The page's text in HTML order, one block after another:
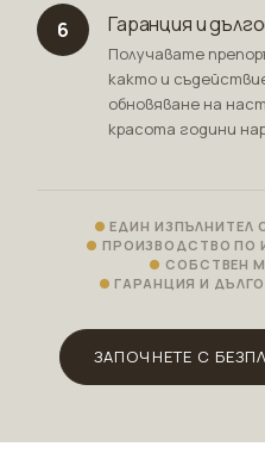
6 Гаранция и
Получавате
както и
обновяване на
красота години
ЕДИН ИЗПЪЛНИТЕЛ
ПРОИЗВОДСТВО ПО
СОБСТВЕН
ГАРАНЦИЯ И
ЗАПОЧНЕТЕ С